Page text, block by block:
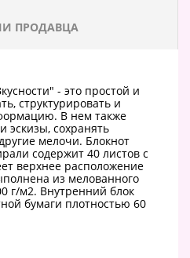
ПРОДАВЦА
- это простой и
структурировать и
В нем также
эскизы, сохранять
мелочи. Блокнот
содержит 40 листов с
верхнее расположение
из мелованного
г/м2. Внутренний блок
бумаги плотностью 60